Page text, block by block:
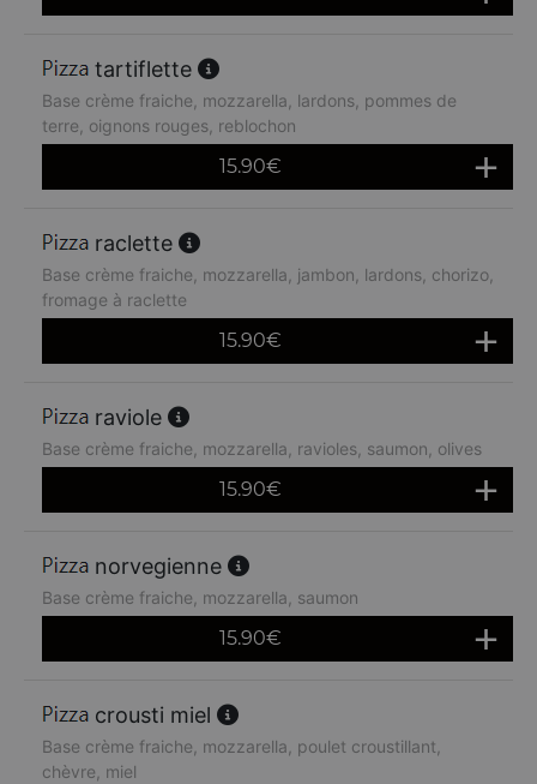
tartiflette
Base crème fraiche, mozzarella, lardons, pommes de
terre, oignons rouges, reblochon
15.90€
raclette
Base crème fraiche, mozzarella, jambon, lardons, chorizo,
fromage à raclette
15.90€
raviole
Base crème fraiche, mozzarella, ravioles, saumon, olives
15.90€
norvegienne
Base crème fraiche, mozzarella, saumon
15.90€
crousti miel
Base crème fraiche, mozzarella, poulet croustillant,
chèvre, miel